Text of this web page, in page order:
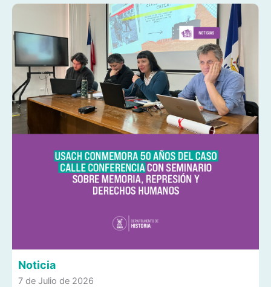
Noticia
7 de Julio de 2026